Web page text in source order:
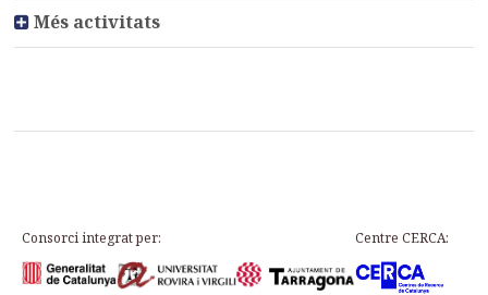
Més activitats
Consorci integrat per: Centre CERCA: